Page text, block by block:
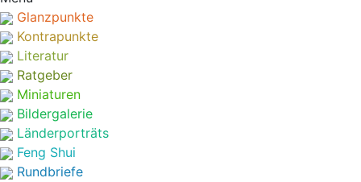
Glanzpunkte
Kontrapunkte
Literatur
Ratgeber
Miniaturen
Bildergalerie
Länderporträts
Feng Shui
Rundbriefe